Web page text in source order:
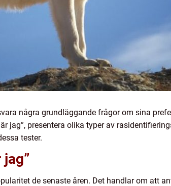
några grundläggande frågor om sina
jag”, presentera olika typer av
tester.
de senaste åren. Det handlar om att